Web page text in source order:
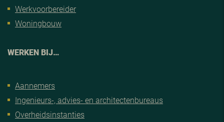
Werkvoorbereider
Woningbouw
WERKEN BIJ…
Aannemers
Ingenieurs-, advies- en architectenbureaus
Overheidsinstanties